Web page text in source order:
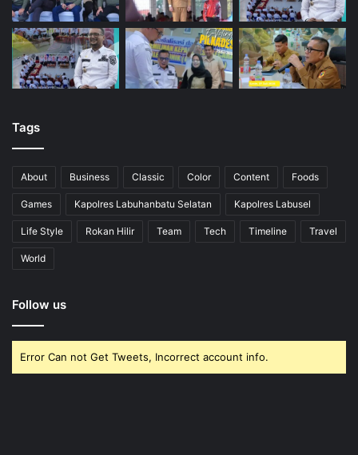
Tags
About Business Classic Color Content Foods
Games Kapolres Labuhanbatu Selatan Kapolres Labusel
Life Style Rokan Hilir Team Tech Timeline Travel
World
Follow us
Error Can not Get Tweets, Incorrect account info.